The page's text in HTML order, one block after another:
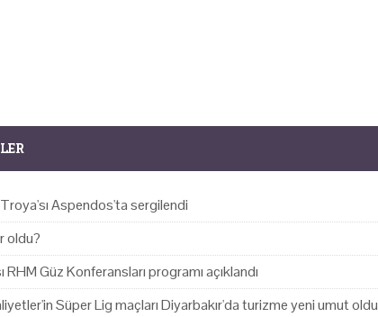
Aspendos'ta sergilendi
oldu?
Güz Konferansları programı açıklandı
Süper Lig maçları Diyarbakır'da turizme yeni umut oldu